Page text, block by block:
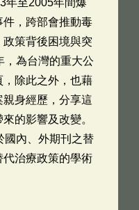
年至2005年間爆
，跨部會推動毒
策背後困境與突
，為台灣的重大公
除此之外，也藉
身經歷，分享這
的影響及改變。
國內、外期刊之替
治療政策的學術